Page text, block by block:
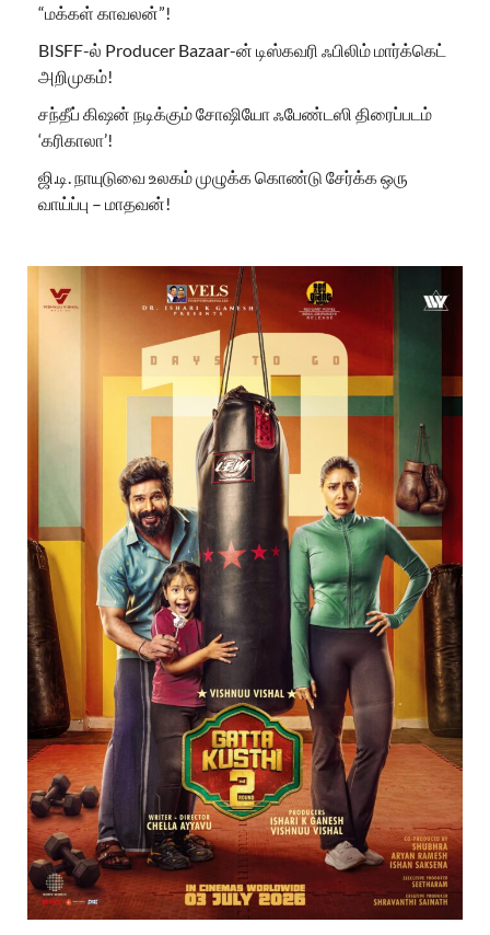
“மக்கள் காவலன்”!
BISFF-ல் Producer Bazaar-ன் டிஸ்கவரி ஃபிலிம் மார்க்கெட்
அறிமுகம்!
சந்தீப் கிஷன் நடிக்கும் சோஷியோ ஃபேண்டஸி திரைப்படம்
‘கரிகாலா’!
ஜி.டி. நாயுடுவை உலகம் முழுக்க கொண்டு சேர்க்க ஒரு
வாய்ப்பு – மாதவன்!